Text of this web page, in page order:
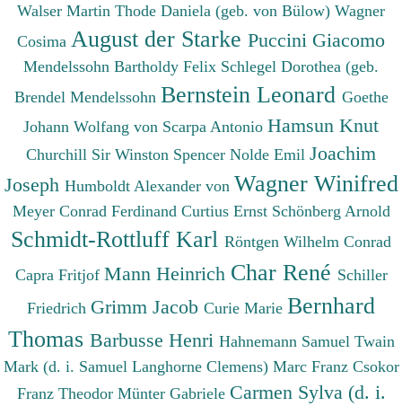
Walser Martin Thode Daniela (geb. von Bülow) Wagner
Cosima August der Starke Puccini Giacomo
Mendelssohn Bartholdy Felix Schlegel Dorothea (geb.
Brendel Mendelssohn Bernstein Leonard Goethe
Johann Wolfang von Scarpa Antonio Hamsun Knut
Churchill Sir Winston Spencer Nolde Emil Joachim
Joseph Humboldt Alexander von Wagner Winifred
Meyer Conrad Ferdinand Curtius Ernst Schönberg Arnold
Schmidt-Rottluff Karl Röntgen Wilhelm Conrad
Capra Fritjof Mann Heinrich Char René Schiller
Friedrich Grimm Jacob Curie Marie Bernhard
Thomas Barbusse Henri Hahnemann Samuel Twain
Mark (d. i. Samuel Langhorne Clemens) Marc Franz Csokor
Franz Theodor Münter Gabriele Carmen Sylva (d. i.